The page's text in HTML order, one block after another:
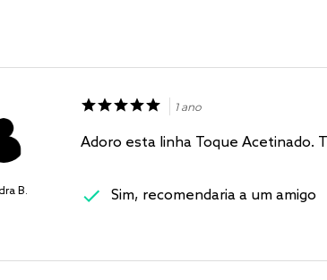
B.
1 ano
Adoro esta linha Toque Acetinado.
Sim, recomendaria a um amigo